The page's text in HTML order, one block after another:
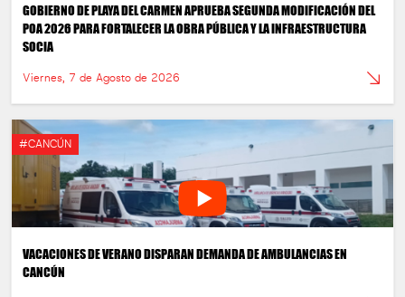
GOBIERNO DE PLAYA DEL CARMEN APRUEBA SEGUNDA MODIFICACIÓN DEL
POA 2026 PARA FORTALECER LA OBRA PÚBLICA Y LA INFRAESTRUCTURA
SOCIA
Viernes, 7 de Agosto de 2026
#CANCÚN
VACACIONES DE VERANO DISPARAN DEMANDA DE AMBULANCIAS EN
CANCÚN